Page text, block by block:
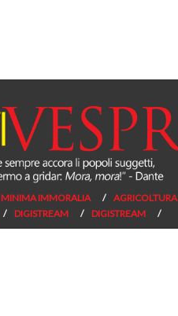
MINIMA IMMORALIA AGRICOLTURA
DIGISTREAM DIGISTREAM